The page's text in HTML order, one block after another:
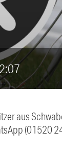
aus
(01520